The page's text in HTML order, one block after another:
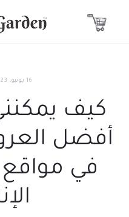
16 يونيو، 2023
كيف
أفضل
في مواقع